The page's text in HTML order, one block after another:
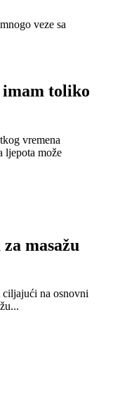
veze sa
imam toliko
vremena
ljepota može
masažu
ciljajući na osnovni